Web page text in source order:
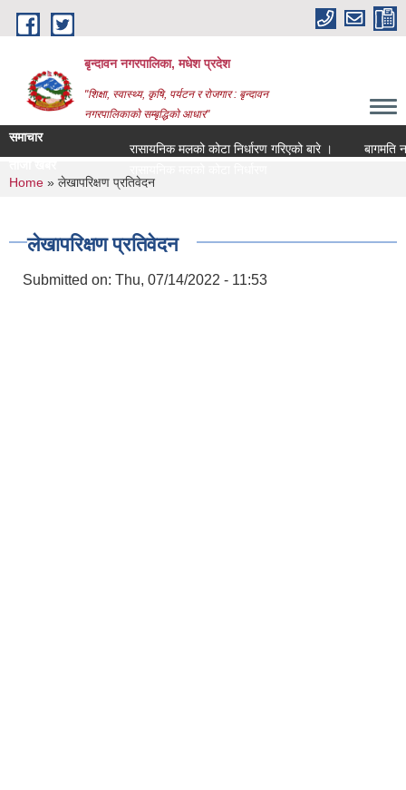
Skip to main content
बृन्दावन नगरपालिका, मधेश प्रदेश
"शिक्षा, स्वास्थ्य, कृषि, पर्यटन र रोजगार : बृन्दावन
नगरपालिकाको सम्बृद्धिको आधार"
समाचार
रासायनिक मलको कोटा निर्धारण गरिएको बारे ।
बागमति
You are here
Home » लेखापरिक्षण प्रतिवेदन
लेखापरिक्षण प्रतिवेदन
Submitted on: Thu, 07/14/2022 - 11:53